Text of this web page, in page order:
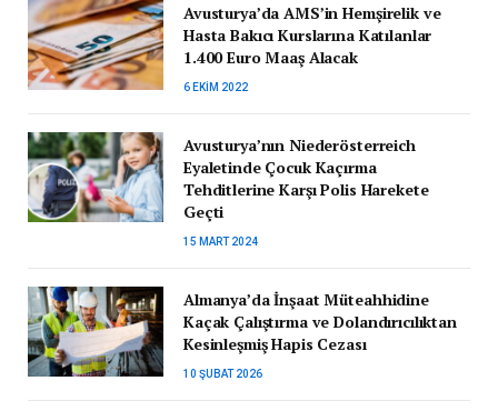
Avusturya’da AMS’in Hemşirelik ve
Hasta Bakıcı Kurslarına Katılanlar
1.400 Euro Maaş Alacak
6 EKIM 2022
Avusturya’nın Niederösterreich
Eyaletinde Çocuk Kaçırma
Tehditlerine Karşı Polis Harekete
Geçti
15 MART 2024
Almanya’da İnşaat Müteahhidine
Kaçak Çalıştırma ve Dolandırıcılıktan
Kesinleşmiş Hapis Cezası
10 ŞUBAT 2026